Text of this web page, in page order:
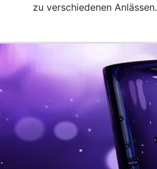
zu verschiedenen Anlässen.